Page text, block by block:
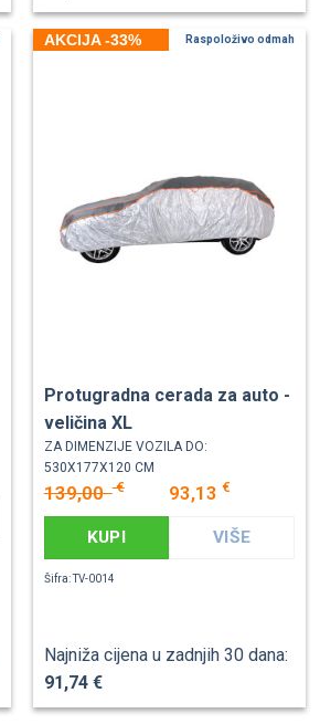
AKCIJA -33% Raspoloživo odmah
Protugradna cerada za auto -
veličina XL
ZA DIMENZIJE VOZILA DO:
530X177X120 CM
139,00€ 93,13 €
KUPI VIŠE
Šifra: TV-0014
Najniža cijena u zadnjih 30 dana:
91,74 €